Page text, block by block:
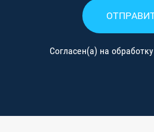
Согласен(а) на